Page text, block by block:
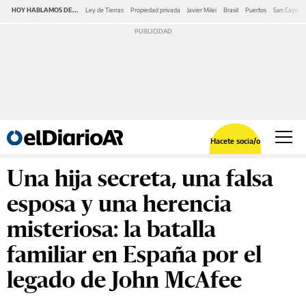
HOY HABLAMOS DE... Ley de Tierras Propiedad privada Javier Milei Brasil Puertos San
Hacete socia/o
Una hija secreta, una falsa
esposa y una herencia
misteriosa: la batalla
familiar en España por el
legado de John McAfee